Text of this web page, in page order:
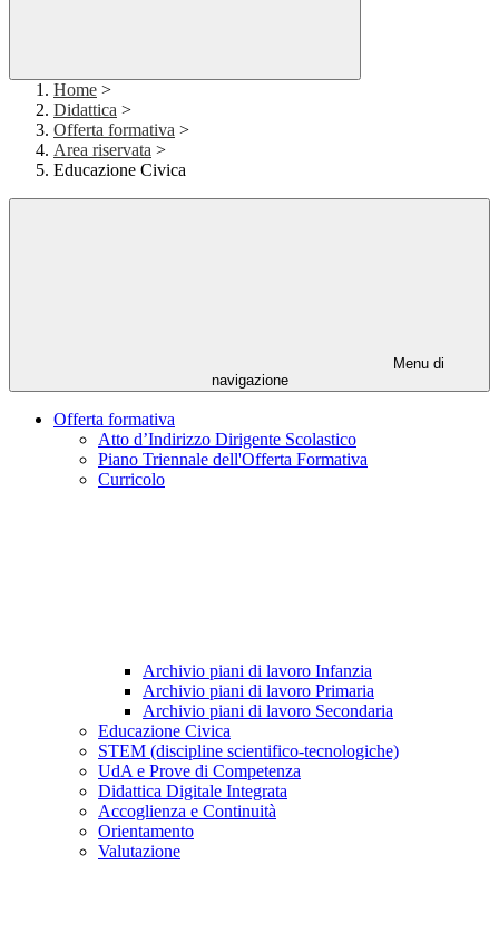
Home >
Didattica >
Offerta formativa >
Area riservata >
Educazione Civica
Menu di
navigazione
Offerta formativa
Atto d’Indirizzo Dirigente Scolastico
Piano Triennale dell'Offerta Formativa
Curricolo
Archivio piani di lavoro Infanzia
Archivio piani di lavoro Primaria
Archivio piani di lavoro Secondaria
Educazione Civica
STEM (discipline scientifico-tecnologiche)
UdA e Prove di Competenza
Didattica Digitale Integrata
Accoglienza e Continuità
Orientamento
Valutazione